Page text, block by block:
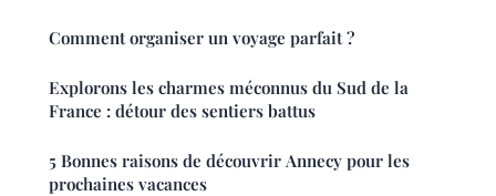
Comment organiser un voyage parfait ?
Explorons les charmes méconnus du Sud de la
France : détour des sentiers battus
5 Bonnes raisons de découvrir Annecy pour les
prochaines vacances